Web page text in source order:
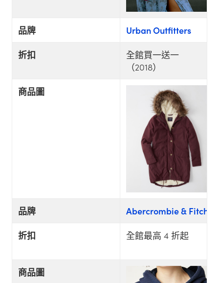
品牌
Urban Outfitters
折扣
全館買一送一
（2018）
商品圖
品牌
Abercrombie & Fitch
折扣
全館最高 4 折起
商品圖